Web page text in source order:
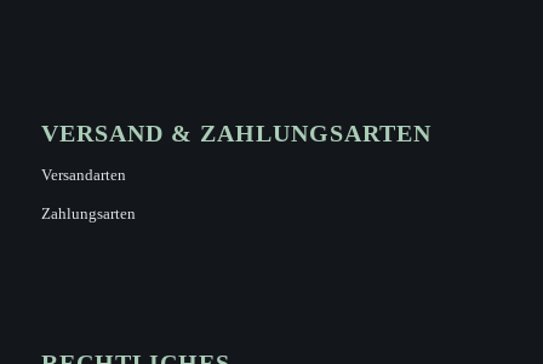
VERSAND & ZAHLUNGSARTEN
Versandarten
Zahlungsarten